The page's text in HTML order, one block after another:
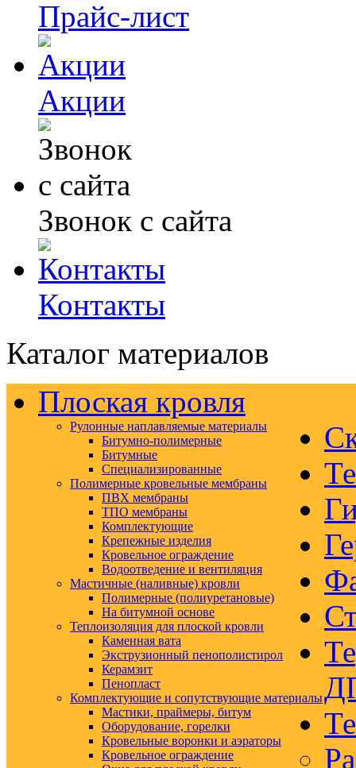
Прайс-лист
Акции
Звонок с сайта
Контакты
Каталог материалов
Плоская кровля
Рулонные наплавляемые материалы
Битумно-полимерные
Битумные
Специализированные
Полимерные кровельные мембраны
ПВХ мембраны
ТПО мембраны
Комплектующие
Крепежные изделия
Кровельное ограждение
Водоотведение и вентиляция
Мастичные (наливные) кровли
Полимерные (полиуретановые)
На битумной основе
Теплоизоляция для плоской кровли
Каменная вата
Экструзионный пенополистирол
Керамзит
Пенопласт
Комплектующие и сопутствующие материалы
Мастики, праймеры, битум
Оборудование, горелки
Кровельные воронки и аэраторы
Кровельное ограждение